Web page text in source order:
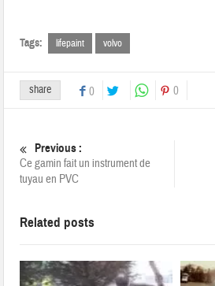
Tags: lifepaint volvo
share 0 0
Previous :
Ce gamin fait un instrument de
tuyau en PVC
Related posts